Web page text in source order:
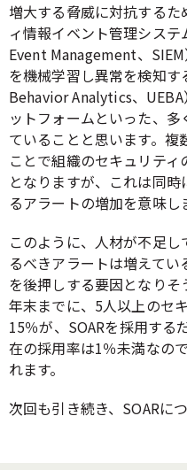
増大する脅威に対抗する
ィ情報イベント管理シス
Event Management、
を機械学習し異常を検知
Behavior Analytics、
ットフォームといった、
ていることと思います。
ことで組織のセキュリテ
となりますが、これは同
るアラートの増加を意味し
このように、人材が不足
るべきアラートは増えてい
を後押しする要因となり
年末までに、5人以上のセ
15％が、SOARを採用する
在の採用率は1％未満なの
れます。
次回も引き続き、SOARに